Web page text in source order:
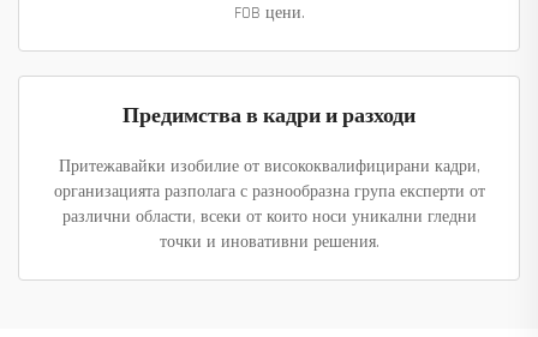
FOB цени.
Предимства в кадри и разходи
Притежавайки изобилие от висококвалифицирани кадри,
организацията разполага с разнообразна група експерти от
различни области, всеки от които носи уникални гледни
точки и иновативни решения.